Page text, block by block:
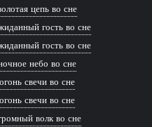
цепь во сне
гость во сне
гость во сне
небо во сне
свечи во сне
свечи во сне
волк во сне